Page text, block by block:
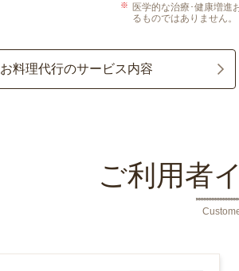
医学的な治療･健康増進
るものではありません。
お料理代行のサービス内容
ご利用者